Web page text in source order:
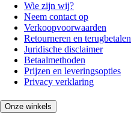
Wie zijn wij?
Neem contact op
Verkoopvoorwaarden
Retourneren en terugbetalen
Juridische disclaimer
Betaalmethoden
Prijzen en leveringsopties
Privacy verklaring
Onze winkels